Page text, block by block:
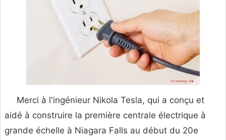
Merci à l'ingénieur Nikola Tesla, qui a conçu et
aidé à construire la première centrale électrique à
grande échelle à Niagara Falls au début du 20e